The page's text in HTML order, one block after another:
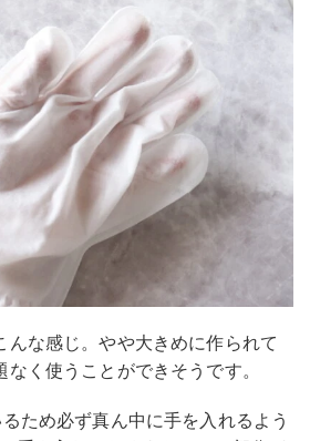
んな感じ。やや大きめに作られて
く使うことができそうです。
ため必ず真ん中に手を入れるよう